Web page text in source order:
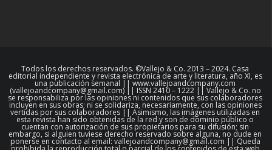
Todos los derechos reservados. ©Vallejo & Co. 2013 – 2024. Casa
editorial independiente y revista electrónica de arte y literatura, año XI, es
una publicación semanal || www.vallejoandcompany.com
(vallejoandcompany@gmail.com) || ISSN 2410 – 1222 || Vallejo & Co. no
se responsabiliza por las opiniones ni contenidos que sus colaboradores
incluyen en sus obras; ni se solidariza, necesariamente, con las opiniones
vertidas por sus colaboradores || Asimismo, las imágenes utilizadas en
esta revista han sido obtenidas de la red y son de dominio público o
cuentan con autorización de sus propietarios para su difusión; sin
embargo, si alguien tuviese derecho reservado sobre alguna, no dude en
ponerse en contacto al email: vallejoandcompany@gmail.com || Queda